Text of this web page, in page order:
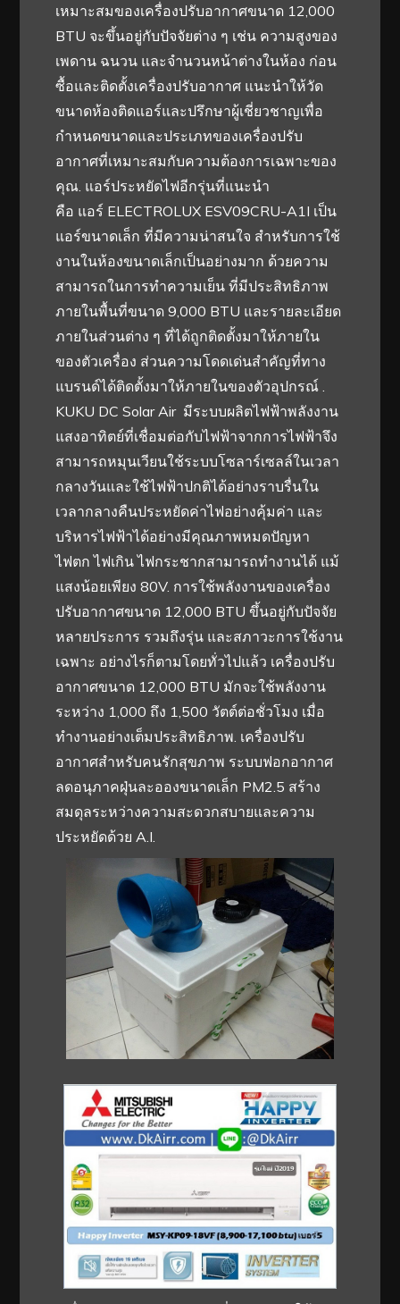
เหมาะสมของเครื่องปรับอากาศขนาด 12,000
BTU จะขึ้นอยู่กับปัจจัยต่าง ๆ เช่น ความสูงของ
เพดาน ฉนวน และจำนวนหน้าต่างในห้อง ก่อน
ซื้อและติดตั้งเครื่องปรับอากาศ แนะนำให้วัด
ขนาดห้องติดแอร์และปรึกษาผู้เชี่ยวชาญเพื่อ
กำหนดขนาดและประเภทของเครื่องปรับ
อากาศที่เหมาะสมกับความต้องการเฉพาะของ
คุณ. แอร์ประหยัดไฟอีกรุ่นที่แนะนำ
คือ แอร์ ELECTROLUX ESV09CRU-A1I เป็น
แอร์ขนาดเล็ก ที่มีความน่าสนใจ สำหรับการใช้
งานในห้องขนาดเล็กเป็นอย่างมาก ด้วยความ
สามารถในการทำความเย็น ที่มีประสิทธิภาพ
ภายในพื้นที่ขนาด 9,000 BTU และรายละเอียด
ภายในส่วนต่าง ๆ ที่ได้ถูกติดตั้งมาให้ภายใน
ของตัวเครื่อง ส่วนความโดดเด่นสำคัญที่ทาง
แบรนด์ได้ติดตั้งมาให้ภายในของตัวอุปกรณ์ .
KUKU DC Solar Air มีระบบผลิตไฟฟ้าพลังงาน
แสงอาทิตย์ที่เชื่อมต่อกับไฟฟ้าจากการไฟฟ้าจึง
สามารถหมุนเวียนใช้ระบบโซลาร์เซลล์ในเวลา
กลางวันและใช้ไฟฟ้าปกติได้อย่างราบรื่นใน
เวลากลางคืนประหยัดค่าไฟอย่างคุ้มค่า และ
บริหารไฟฟ้าได้อย่างมีคุณภาพหมดปัญหา
ไฟตก ไฟเกิน ไฟกระชากสามารถทำงานได้ แม้
แสงน้อยเพียง 80V. การใช้พลังงานของเครื่อง
ปรับอากาศขนาด 12,000 BTU ขึ้นอยู่กับปัจจัย
หลายประการ รวมถึงรุ่น และสภาวะการใช้งาน
เฉพาะ อย่างไรก็ตามโดยทั่วไปแล้ว เครื่องปรับ
อากาศขนาด 12,000 BTU มักจะใช้พลังงาน
ระหว่าง 1,000 ถึง 1,500 วัตต์ต่อชั่วโมง เมื่อ
ทำงานอย่างเต็มประสิทธิภาพ. เครื่องปรับ
อากาศสำหรับคนรักสุขภาพ ระบบฟอกอากาศ
ลดอนุภาคฝุ่นละอองขนาดเล็ก PM2.5 สร้าง
สมดุลระหว่างความสะดวกสบายและความ
ประหยัดด้วย A.I.